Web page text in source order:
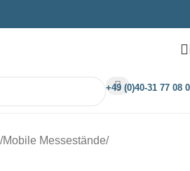
+49 (0)40-31 77 08 0
Mobile Messestände